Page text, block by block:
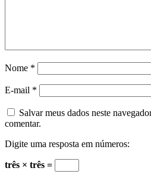
Nome *
E-mail *
Salvar meus dados neste
comentar.
Digite uma resposta em números:
três × três =